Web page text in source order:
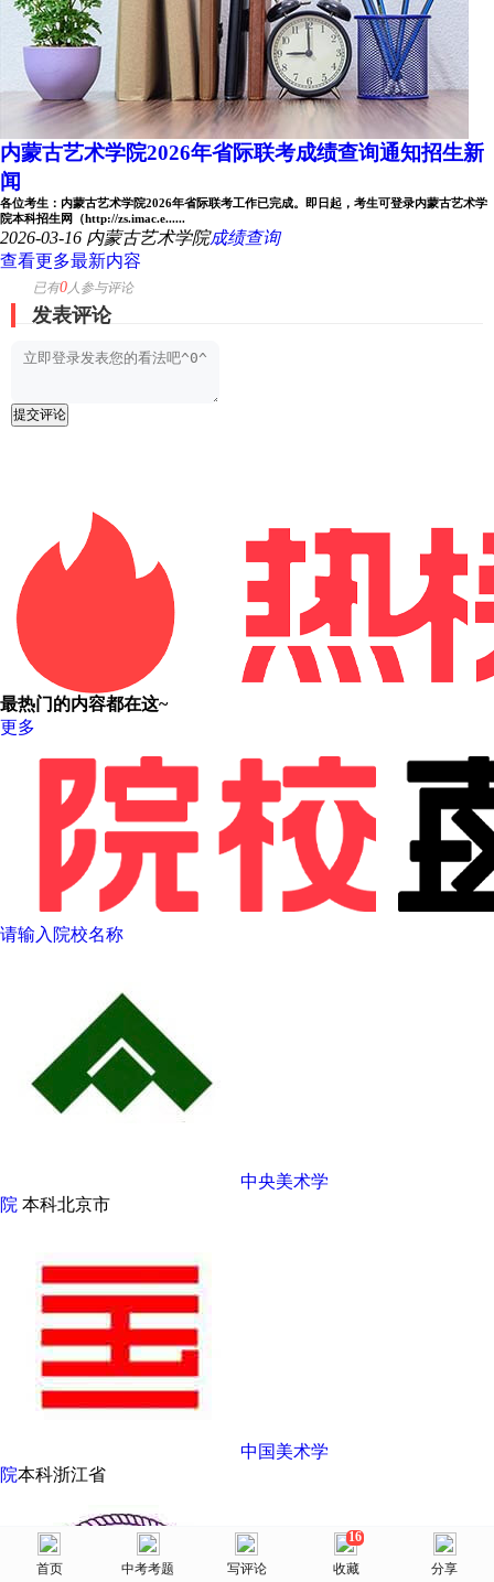
首页
美术网
选择省份 院校库 消息 我的
内蒙古艺术学院2026年省际联考成绩查询通知招生新
闻
各位考生：内蒙古艺术学院2026年省际联考工作已完成。即日起，考生可登录内蒙古艺术学
院本科招生网（http://zs.imac.e......
2026-03-16 内蒙古艺术学院成绩查询
查看更多最新内容
已有0人参与评论
发表评论
提交评论
最热门的内容都在这~
更多
请输入院校名称
中央美术学
院 本科北京市
中国美术学
院本科浙江省
首页 中考考题 写评论
16
收藏 分享